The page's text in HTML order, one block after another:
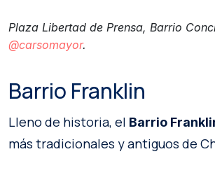
Plaza Libertad de Prensa, Barrio
@carsomayor.
Barrio Franklin
Lleno de historia, el Barrio
más tradicionales y antiguos de